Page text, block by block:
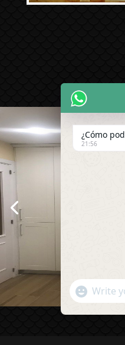
¿Cómo
21:56
WhatsApp